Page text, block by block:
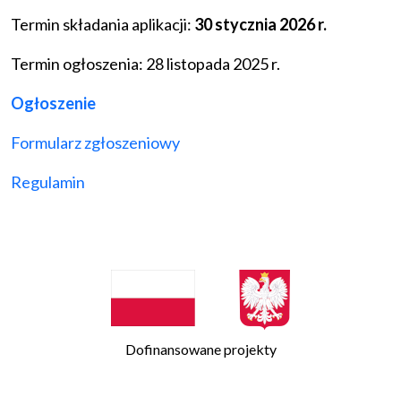
Termin składania aplikacji: 30 stycznia 2026 r.
Termin ogłoszenia: 28 listopada 2025 r.
Ogłoszenie
Formularz zgłoszeniowy
Regulamin
Dofinansowane projekty